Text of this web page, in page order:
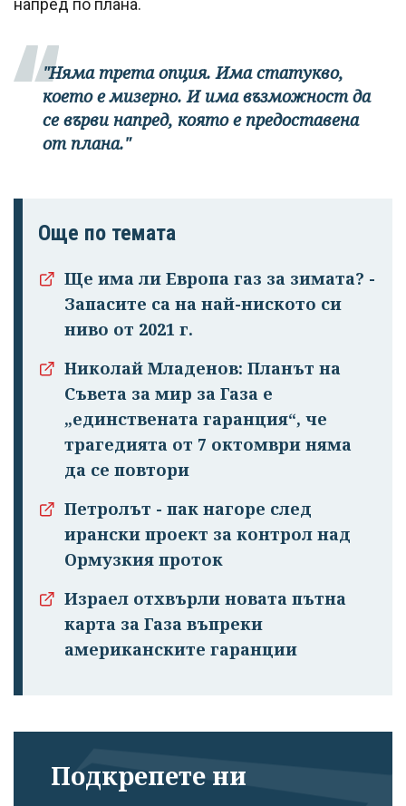
"Няма трета опция. Има статукво,
което е мизерно. И има възможност да
се върви напред, която е предоставена
от плана."
Още по темата
Ще има ли Европа газ за зимата? -
Запасите са на най-ниското си
ниво от 2021 г.
Николай Младенов: Планът на
Съвета за мир за Газа е
„единствената гаранция“, че
трагедията от 7 октомври няма
да се повтори
Петролът - пак нагоре след
ирански проект за контрол над
Ормузкия проток
Израел отхвърли новата пътна
карта за Газа въпреки
американските гаранции
Подкрепете ни